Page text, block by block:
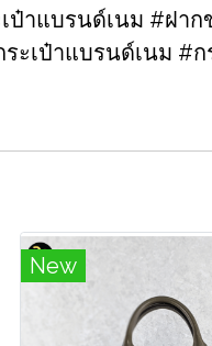
าแบรนด์เนม​ #ฝา
ะเป๋าแบรนด์เนม​
New